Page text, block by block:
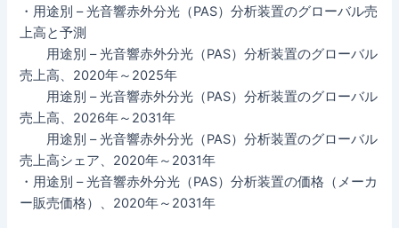
・用途別 – 光音響赤外分光（PAS）分析装置のグローバル売
上高と予測
用途別 – 光音響赤外分光（PAS）分析装置のグローバル
売上高、2020年～2025年
用途別 – 光音響赤外分光（PAS）分析装置のグローバル
売上高、2026年～2031年
用途別 – 光音響赤外分光（PAS）分析装置のグローバル
売上高シェア、2020年～2031年
・用途別 – 光音響赤外分光（PAS）分析装置の価格（メーカ
ー販売価格）、2020年～2031年